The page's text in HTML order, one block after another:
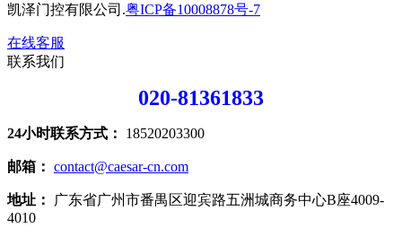
凯泽门控有限公司.粤ICP备10008878号-7
在线客服
联系我们
020-81361833
24小时联系方式： 18520203300
邮箱： contact@caesar-cn.com
地址：
广东省广州市番禺区迎宾路五洲城商务中心B座4009-
4010